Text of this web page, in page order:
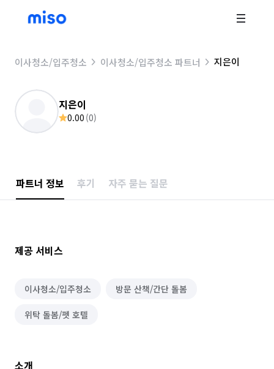
이사청소/입주청소 이사청소/입주청소 파트너 지은이
지은이
0.00 (0)
파트너 정보 후기 자주 묻는 질문
제공 서비스
이사청소/입주청소 방문 산책/간단 돌봄
위탁 돌봄/펫 호텔
소개